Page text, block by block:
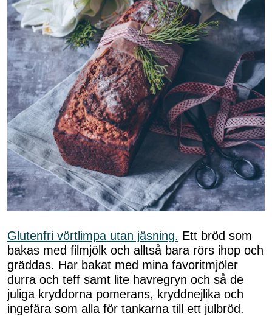
Glutenfri vörtlimpa utan jäsning. Ett bröd som
bakas med filmjölk och alltså bara rörs ihop och
gräddas. Har bakat med mina favoritmjöler
durra och teff samt lite havregryn och så de
juliga kryddorna pomerans, kryddnejlika och
ingefära som alla för tankarna till ett julbröd.